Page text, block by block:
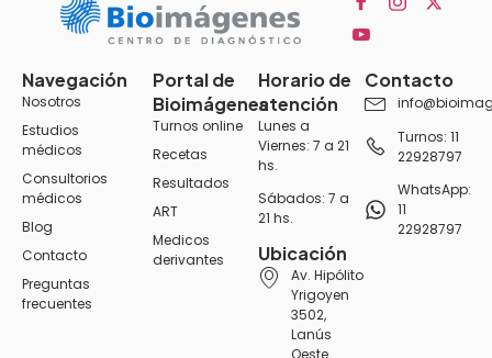
Navegación
Nosotros
Estudios
médicos
Consultorios
médicos
Blog
Contacto
Preguntas
frecuentes
Portal de
Bioimágenes
Turnos online
Recetas
Resultados
ART
Medicos
derivantes
Horario de
atención
Lunes a
Viernes: 7 a 21
hs.
Sábados: 7 a
21 hs.
Ubicación
Av. Hipólito
Yrigoyen
3502,
Lanús
Contacto
Turnos: 11
22928797
WhatsApp:
11
22928797